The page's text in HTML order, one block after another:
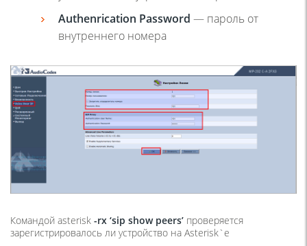
Authenrication Password — пароль от
внутреннего номера
Командой asterisk -rx ‘sip show peers’ проверяется
зарегистрировалось ли устройство на Asterisk`е